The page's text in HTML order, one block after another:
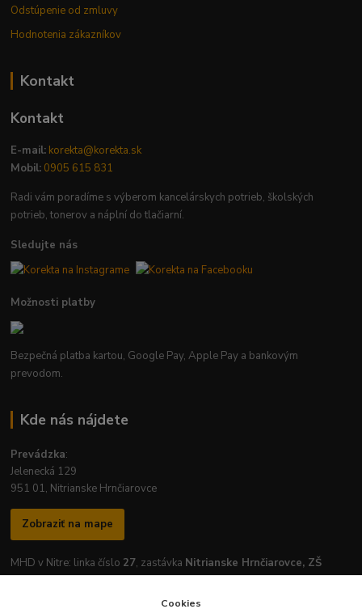
Odstúpenie od zmluvy
Hodnotenia zákazníkov
Kontakt
Kontakt
E-mail: korekta@korekta.sk
Mobil: 0905 615 831
Radi vám poradíme s výberom kancelárskych potrieb, školských
potrieb, tonerov a náplní do tlačiarní.
Sledujte nás
Možnosti platby
Bezpečná platba kartou, Google Pay, Apple Pay a bankovým
prevodom.
Kde nás nájdete
Prevádzka:
Jelenecká 129
951 01, Nitrianske Hrnčiarovce
Zobraziť na mape
MHD v Nitre: linka číslo 27, zastávka Nitrianske Hrnčiarovce, ZŠ
Cookies